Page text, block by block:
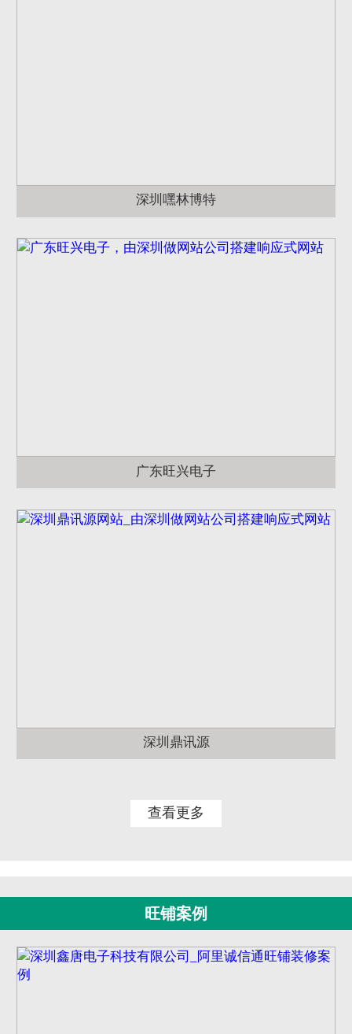
深圳嘿林博特
广东旺兴电子
深圳鼎讯源
查看更多
旺铺案例